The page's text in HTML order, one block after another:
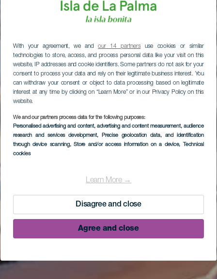
With your agreement, we andour 14 partnersuse cookies or similar
technologies to store, access, and process personal data like your visit on this
website, IP addresses and cookie identifiers. Some partners do not ask for your
consent to process your data and rely on their legitimate business interest. You
can withdraw your consent or object to data processing based on legitimate
interest at any time by clicking on “Learn More” or in our Privacy Policy on this
website.
We and our partners process data for the following purposes:
Personalised advertising and content, advertising and content measurement, audience
research and services development, Precise geolocation data, and identification
through device scanning, Store and/or access information on a device, Technical
cookies
Learn More →
Disagree and close
Agree and close